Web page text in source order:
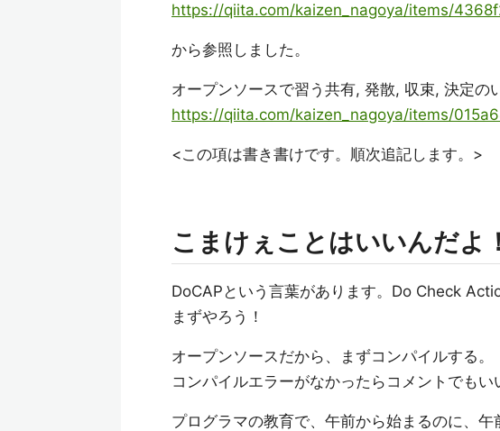
https://qiita.com/kaizen_nagoya/items/
から参照しました。
オープンソースで習う共有, 発散, 収束, 決定の
https://qiita.com/kaizen_nagoya/items/
<この項は書き書けです。順次追記します。>
こまけぇことはいいんだよ
DoCAPという言葉があります。Do Check
まずやろう！
オープンソースだから、まずコンパイルする。
コンパイルエラーがなかったらコメントでもい
プログラマの教育で、午前から始まるのに、